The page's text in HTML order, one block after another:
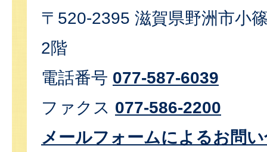
〒520-2395 滋賀県野洲市小
2階
電話番号 077-587-6039
ファクス 077-586-2200
メールフォームによるお問